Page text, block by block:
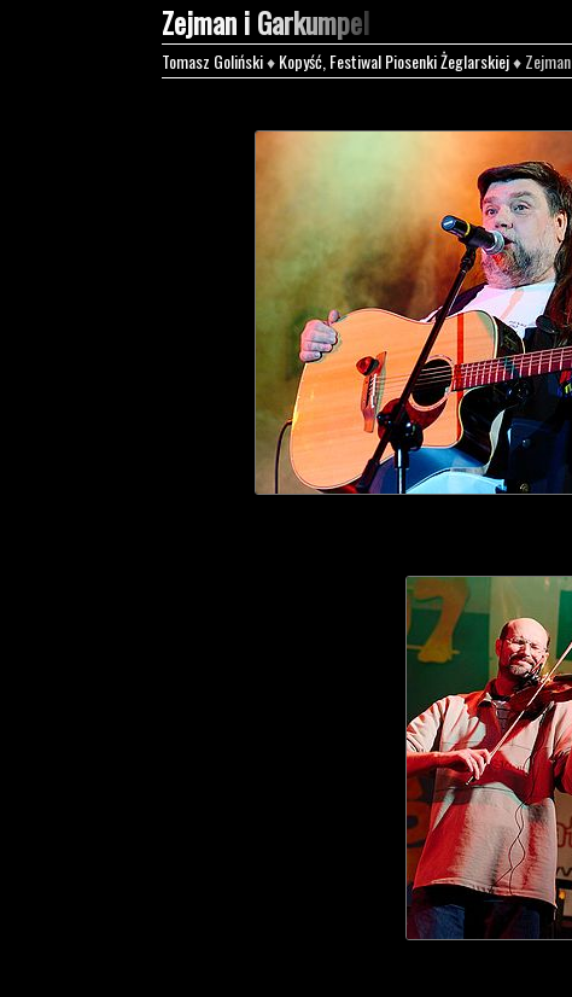
Zejman i Garkumpel
Tomasz Goliński♦Kopyść, Festiwal Piosenki Żeglarskiej♦